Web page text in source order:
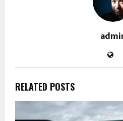
RELATED POSTS